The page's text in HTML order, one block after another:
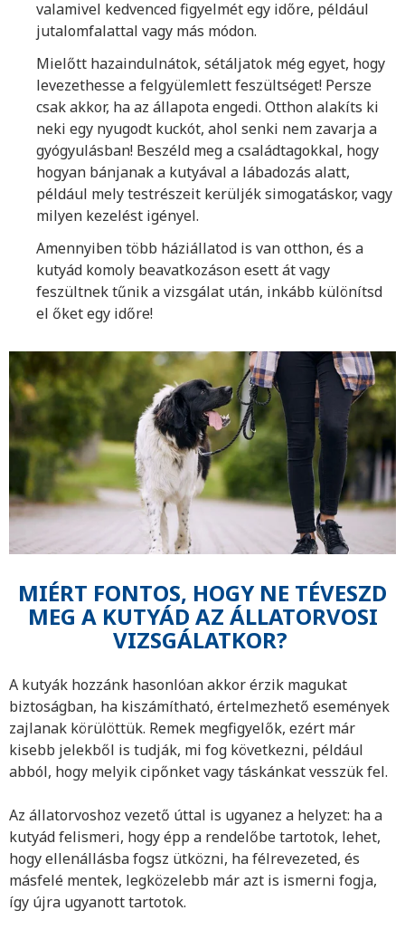
valamivel kedvenced figyelmét egy időre, például
jutalomfalattal vagy más módon.
Mielőtt hazaindulnátok, sétáljatok még egyet, hogy
levezethesse a felgyülemlett feszültséget! Persze
csak akkor, ha az állapota engedi. Otthon alakíts ki
neki egy nyugodt kuckót, ahol senki nem zavarja a
gyógyulásban! Beszéld meg a családtagokkal, hogy
hogyan bánjanak a kutyával a lábadozás alatt,
például mely testrészeit kerüljék simogatáskor, vagy
milyen kezelést igényel.
Amennyiben több háziállatod is van otthon, és a
kutyád komoly beavatkozáson esett át vagy
feszültnek tűnik a vizsgálat után, inkább különítsd
el őket egy időre!
MIÉRT FONTOS, HOGY NE TÉVESZD
MEG A KUTYÁD AZ ÁLLATORVOSI
VIZSGÁLATKOR?
A kutyák hozzánk hasonlóan akkor érzik magukat
biztoságban, ha kiszámítható, értelmezhető események
zajlanak körülöttük. Remek megfigyelők, ezért már
kisebb jelekből is tudják, mi fog következni, például
abból, hogy melyik cipőnket vagy táskánkat vesszük fel.
Az állatorvoshoz vezető úttal is ugyanez a helyzet: ha a
kutyád felismeri, hogy épp a rendelőbe tartotok, lehet,
hogy ellenállásba fogsz ütközni, ha félrevezeted, és
másfelé mentek, legközelebb már azt is ismerni fogja,
így újra ugyanott tartotok.